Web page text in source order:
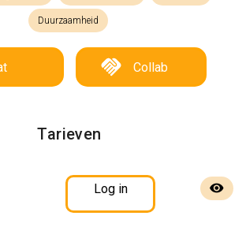
Duurzaamheid
Collab
Tarieven
Log in